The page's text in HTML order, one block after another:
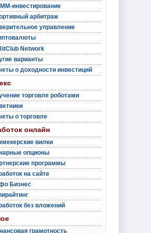
инвестирование
арбитраж
управление
Network
варианты
о доходности инвестиций
торговле роботами
о торговле
онлайн
вилки
опционы
программы
на сайте
Бизнес
без вложений
грамотность